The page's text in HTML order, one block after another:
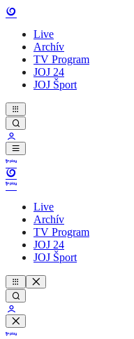
Live
Archív
TV Program
JOJ 24
JOJ Šport
Live
Archív
TV Program
JOJ 24
JOJ Šport